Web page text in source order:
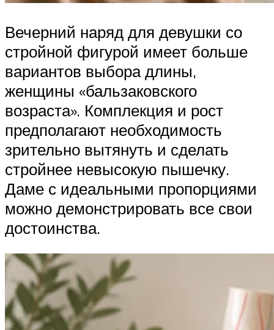
Вечерний наряд для девушки со
стройной фигурой имеет больше
вариантов выбора длины,
женщины «бальзаковского
возраста». Комплекция и рост
предполагают необходимость
зрительно вытянуть и сделать
стройнее невысокую пышечку.
Даме с идеальными пропорциями
можно демонстрировать все свои
достоинства.